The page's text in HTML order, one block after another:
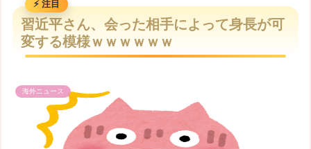
M
u
t
習近平さん、会った相手によって身長が可
変する模様ｗｗｗｗｗｗ
海外ニュース